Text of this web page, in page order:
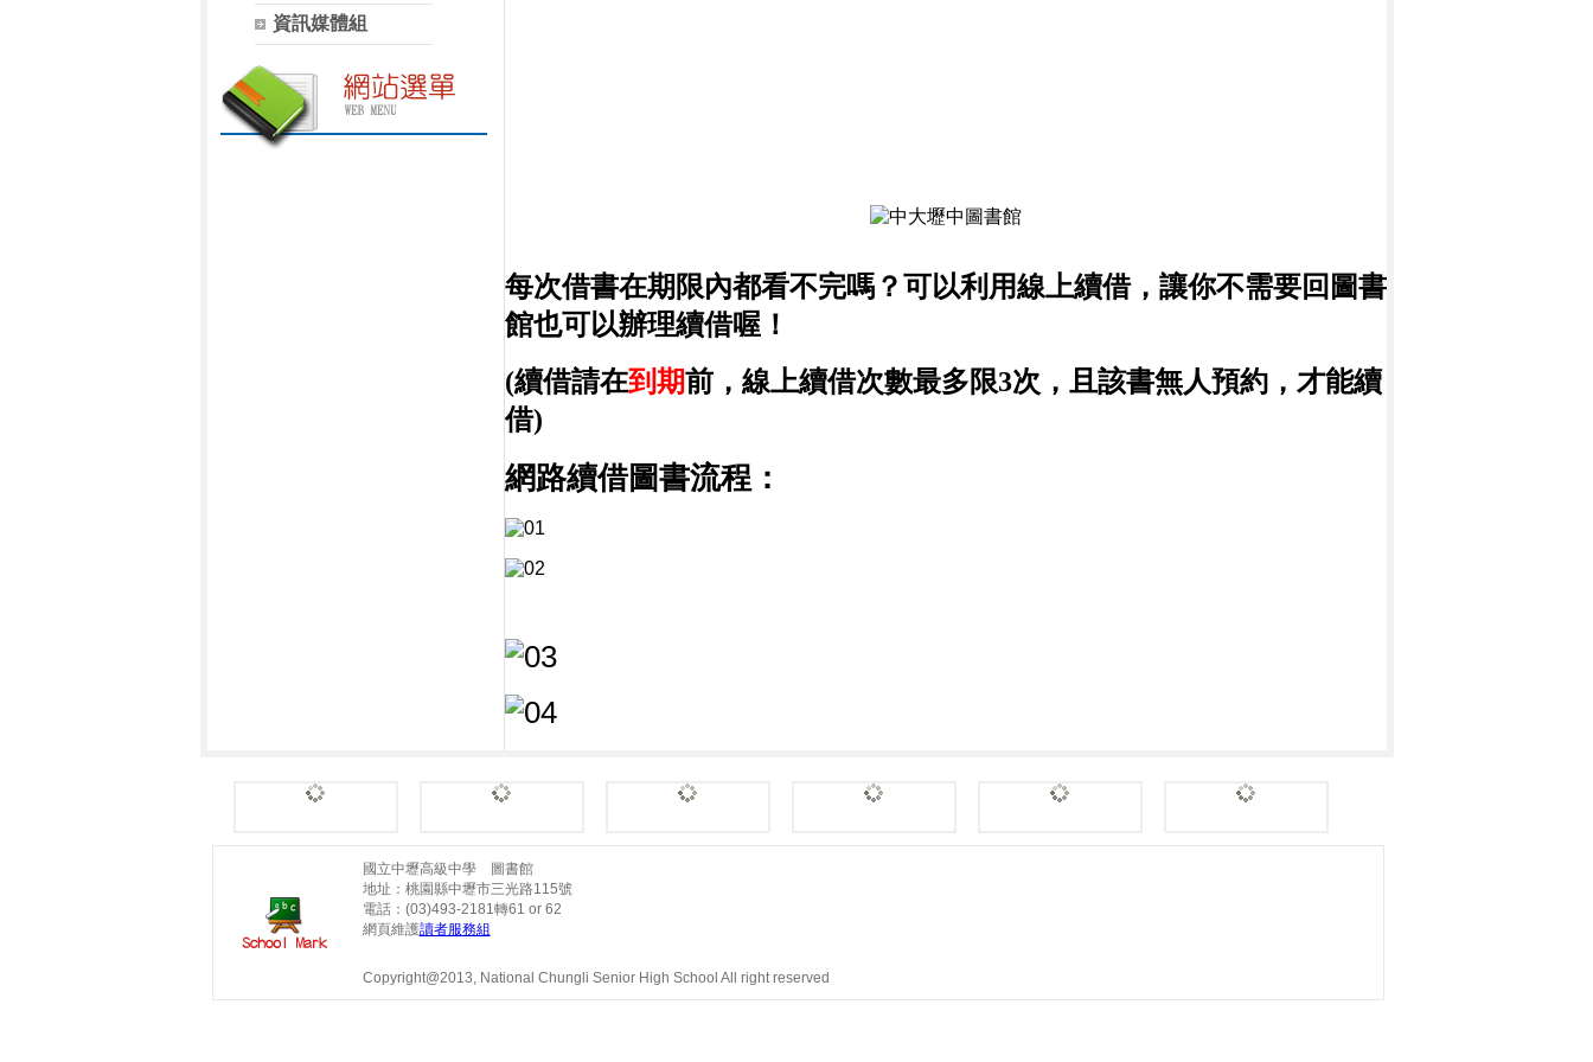
資訊媒體組
每次借書在期限內都看不完嗎？可以利用線上續借，讓你不需要回圖書
館也可以辦理續借喔！
(續借請在到期前，線上續借次數最多限3次，且該書無人預約，才能續
借)
網路續借圖書流程：
國立中壢高級中學 圖書館
地址：桃園縣中壢市三光路115號
電話：(03)493-2181轉61 or 62
網頁維護讀者服務組
Copyright@2013, National Chungli Senior High School All right reserved